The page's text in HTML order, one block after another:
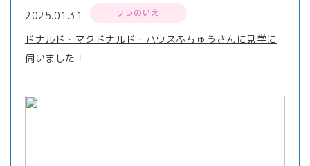
2025.01.31 リラのいえ
ドナルド・マクドナルド・ハウスふちゅうさんに見学に
伺いました！